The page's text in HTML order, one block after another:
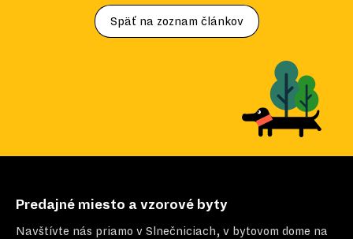
Späť na zoznam článkov
Predajné miesto a vzorové byty
Navštívte nás priamo v Slnečniciach, v bytovom dome na